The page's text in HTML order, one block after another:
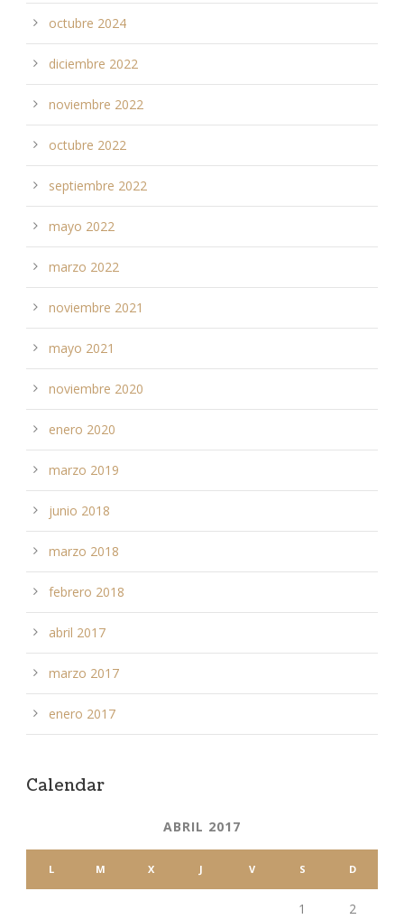
octubre 2024
diciembre 2022
noviembre 2022
octubre 2022
septiembre 2022
mayo 2022
marzo 2022
noviembre 2021
mayo 2021
noviembre 2020
enero 2020
marzo 2019
junio 2018
marzo 2018
febrero 2018
abril 2017
marzo 2017
enero 2017
Calendar
ABRIL 2017
L M X J V S D
1 2